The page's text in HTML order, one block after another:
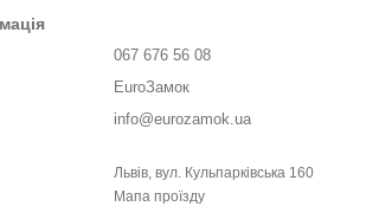
067 676 56 08
EuroЗамок
info@eurozamok.ua
Львів, вул. Кульпарківська 160
Мапа проїзду